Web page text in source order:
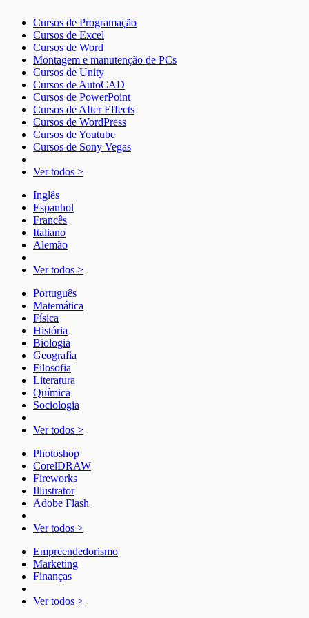
Cursos de Programação
Cursos de Excel
Cursos de Word
Montagem e manutenção de PCs
Cursos de Unity
Cursos de AutoCAD
Cursos de PowerPoint
Cursos de After Effects
Cursos de WordPress
Cursos de Youtube
Cursos de Sony Vegas
Ver todos >
Inglês
Espanhol
Francês
Italiano
Alemão
Ver todos >
Português
Matemática
Física
História
Biologia
Geografia
Filosofia
Literatura
Química
Sociologia
Ver todos >
Photoshop
CorelDRAW
Fireworks
Illustrator
Adobe Flash
Ver todos >
Empreendedorismo
Marketing
Finanças
Ver todos >